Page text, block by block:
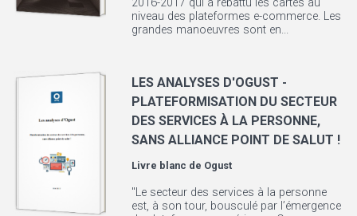
2016-2017 qui a rebattu les cartes au
niveau des plateformes e-commerce. Les
grandes manoeuvres sont en...
LES ANALYSES D'OGUST -
PLATEFORMISATION DU SECTEUR
DES SERVICES À LA PERSONNE,
SANS ALLIANCE POINT DE SALUT !
Livre blanc de Ogust
"Le secteur des services à la personne
est, à son tour, bousculé par l’émergence